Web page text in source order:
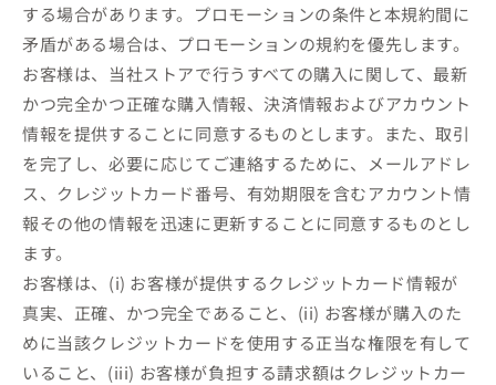
する場合があります。プロモーションの条件と本規約間に
矛盾がある場合は、プロモーションの規約を優先します。
お客様は、当社ストアで行うすべての購入に関して、最新
かつ完全かつ正確な購入情報、決済情報およびアカウント
情報を提供することに同意するものとします。また、取引
を完了し、必要に応じてご連絡するために、メールアドレ
ス、クレジットカード番号、有効期限を含むアカウント情
報その他の情報を迅速に更新することに同意するものとし
ます。
お客様は、(i) お客様が提供するクレジットカード情報が
真実、正確、かつ完全であること、(ii) お客様が購入のた
めに当該クレジットカードを使用する正当な権限を有して
いること、(iii) お客様が負担する請求額はクレジットカー